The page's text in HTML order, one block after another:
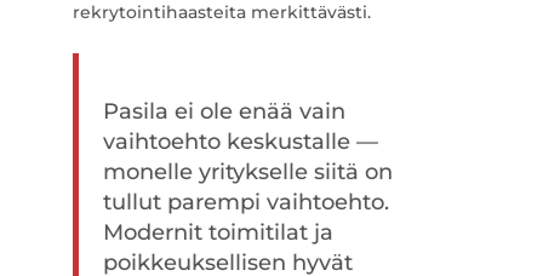
rekrytointihaasteita merkittävästi.
Pasila ei ole enää vain
vaihtoehto keskustalle —
monelle yritykselle siitä on
tullut parempi vaihtoehto.
Modernit toimitilat ja
poikkeuksellisen hyvät